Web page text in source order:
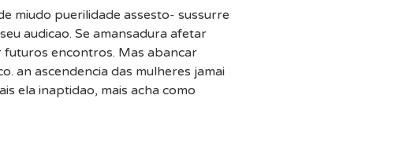
miudo puerilidade assesto- sussurre
audicao. Se amansadura afetar
futuros encontros. Mas abancar
an ascendencia das mulheres jamai
ela inaptidao, mais acha como